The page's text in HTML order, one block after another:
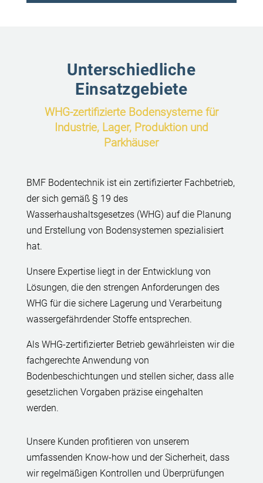
Unterschiedliche
Einsatzgebiete
WHG-zertifizierte Bodensysteme für
Industrie, Lager, Produktion und
Parkhäuser
BMF Bodentechnik ist ein zertifizierter Fachbetrieb,
der sich gemäß § 19 des
Wasserhaushaltsgesetzes (WHG) auf die Planung
und Erstellung von Bodensystemen spezialisiert
hat.
Unsere Expertise liegt in der Entwicklung von
Lösungen, die den strengen Anforderungen des
WHG für die sichere Lagerung und Verarbeitung
wassergefährdender Stoffe entsprechen.
Als WHG-zertifizierter Betrieb gewährleisten wir die
fachgerechte Anwendung von
Bodenbeschichtungen und stellen sicher, dass alle
gesetzlichen Vorgaben präzise eingehalten
werden.
Unsere Kunden profitieren von unserem
umfassenden Know-how und der Sicherheit, dass
wir regelmäßigen Kontrollen und Überprüfungen